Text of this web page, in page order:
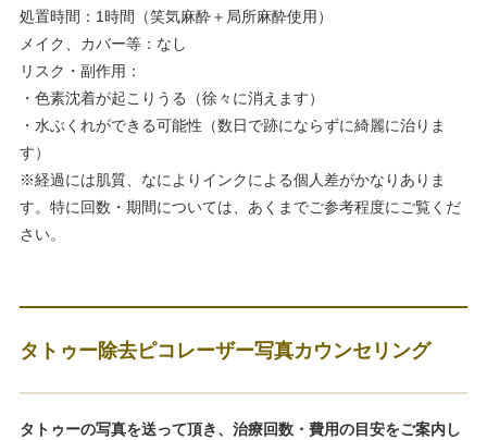
処置時間：1時間（笑気麻酔＋局所麻酔使用）
メイク、カバー等：なし
リスク・副作用：
・色素沈着が起こりうる（徐々に消えます）
・水ぶくれができる可能性（数日で跡にならずに綺麗に治りま
す）
※経過には肌質、なによりインクによる個人差がかなりありま
す。特に回数・期間については、あくまでご参考程度にご覧くだ
さい。
タトゥー除去ピコレーザー写真カウンセリング
タトゥーの写真を送って頂き、治療回数・費用の目安をご案内し